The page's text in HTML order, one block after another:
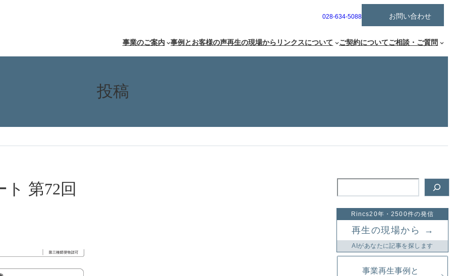
ア
ン
リ
ン
028-634-5088
グ
ー
お問い合わせ
事業のご案内 事例とお客様の声再生の現場から リンクスについて ご契約についてご相談・ご質問
投稿
第72回
Rincs20年・2500件の発信
再生の現場から →
AIがあなたに記事を探します
事業再生事例と